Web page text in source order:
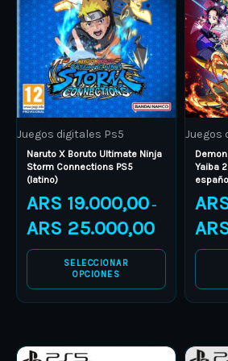
Juegos digitales Ps5
Naruto X Boruto Ultimate Ninja
Storm Connections PS5
(latino)
ARS 19.000,00 –
ARS 25.000,00
SELECCIONAR
OPCIONES
variants.
The
options
may
be
chosen
on
the
product
page
Juegos
Yaiba
The
may
be
on
the
page
Price
This This